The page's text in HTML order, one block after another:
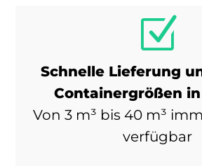
Z
Schnelle Lieferung
Containergrößen
Von 3 m³ bis 40 m³
verfügbar